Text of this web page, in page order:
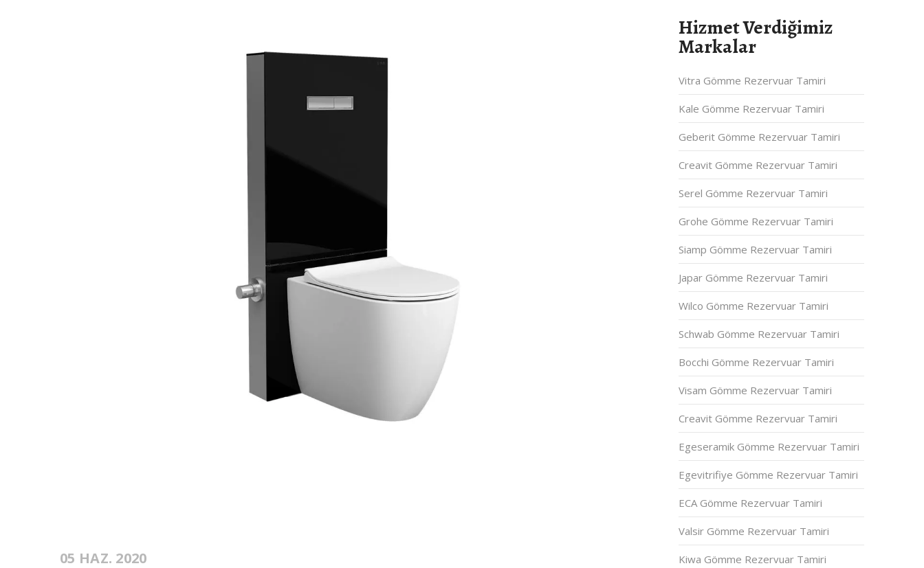
05 HAZ. 2020
Hizmet Verdiğimiz
Markalar
Vitra Gömme Rezervuar Tamiri
Kale Gömme Rezervuar Tamiri
Geberit Gömme Rezervuar Tamiri
Creavit Gömme Rezervuar Tamiri
Serel Gömme Rezervuar Tamiri
Grohe Gömme Rezervuar Tamiri
Siamp Gömme Rezervuar Tamiri
Japar Gömme Rezervuar Tamiri
Wilco Gömme Rezervuar Tamiri
Schwab Gömme Rezervuar Tamiri
Bocchi Gömme Rezervuar Tamiri
Visam Gömme Rezervuar Tamiri
Creavit Gömme Rezervuar Tamiri
Egeseramik Gömme Rezervuar Tamiri
Egevitrifiye Gömme Rezervuar Tamiri
ECA Gömme Rezervuar Tamiri
Valsir Gömme Rezervuar Tamiri
Kiwa Gömme Rezervuar Tamiri